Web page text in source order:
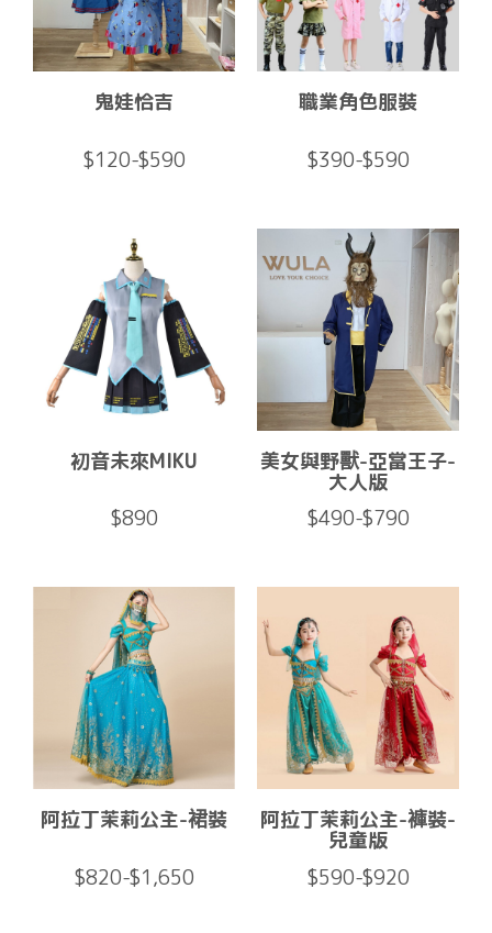
鬼娃恰吉
$120-$590
職業角色服裝
$390-$590
初音未來MIKU
$890
美女與野獸-亞當王子-
大人版
$490-$790
阿拉丁茉莉公主-裙裝
$820-$1,650
阿拉丁茉莉公主-褲裝-
兒童版
$590-$920